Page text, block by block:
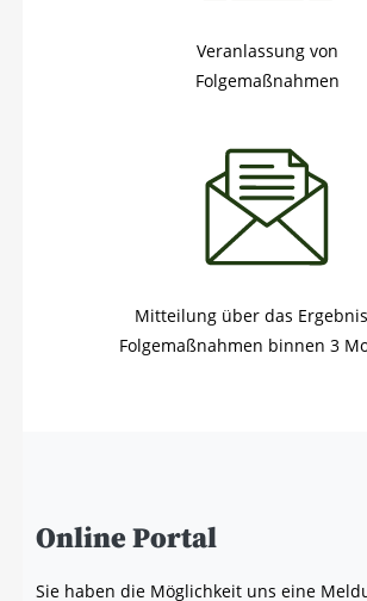
Veranlassung von
Folgemaßnahmen
Mitteilung über das
Folgemaßnahmen binnen 3
Online Por­tal
Sie haben die Mög­lich­keit uns eine